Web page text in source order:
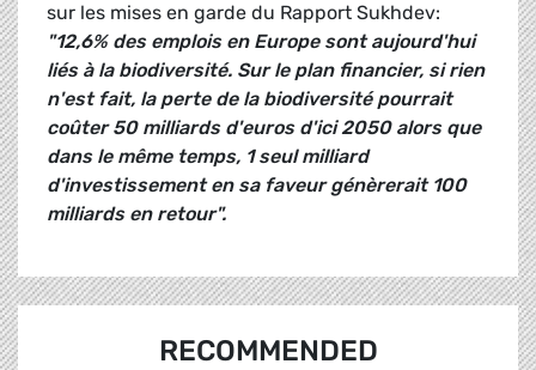
sur les mises en garde du Rapport Sukhdev:
"12,6% des emplois en Europe sont aujourd'hui
liés à la biodiversité. Sur le plan financier, si rien
n'est fait, la perte de la biodiversité pourrait
coûter 50 milliards d'euros d'ici 2050 alors que
dans le même temps, 1 seul milliard
d'investissement en sa faveur génèrerait 100
milliards en retour".
RECOMMENDED